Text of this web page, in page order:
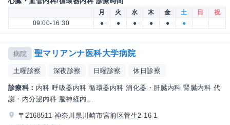
月 火 水 木 金 土 日
祝
09:00-16:30
● ● ● ● ● ●
病院 聖マリアンナ医科大学病院
土曜診察 深夜診察 日曜診察 休日診察
診療科： 内科 呼吸器内科 循環器内科 消化器・肝臓内科 腎臓内科 代
謝・内分泌内科 脳神経内...
〒2168511 神奈川県川崎市宮前区菅生2-16-1